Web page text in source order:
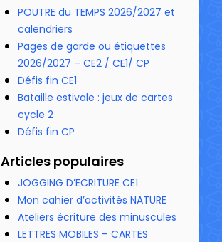
POUTRE du TEMPS 2026/2027 et
calendriers
Pages de garde ou étiquettes
2026/2027 – CE2 / CE1/ CP
Défis fin CE1
Bataille estivale : jeux de cartes
cycle 2
Défis fin CP
Articles populaires
JOGGING D’ECRITURE CE1
Mon cahier d’activités NATURE
Ateliers écriture des minuscules
LETTRES MOBILES – CARTES